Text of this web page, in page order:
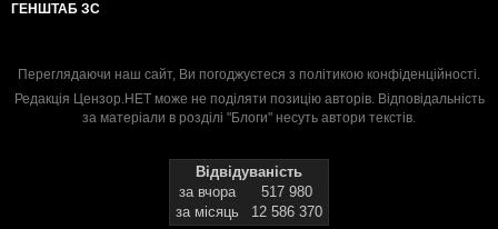
ГЕНШТАБ ЗС
Переглядаючи наш сайт, Ви погоджуєтеся з політикою конфіденційності.
Редакція Цензор.НЕТ може не поділяти позицію авторів. Відповідальність
за матеріали в розділі "Блоги" несуть автори текстів.
Відвідуваність
за вчора
517 980
за місяць
12 586 370